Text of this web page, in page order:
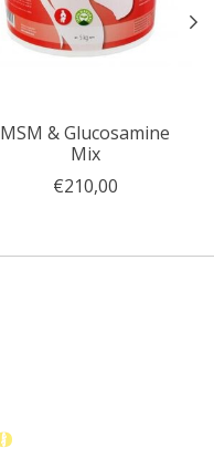
MSM & Glucosamine
Mix
€210,00